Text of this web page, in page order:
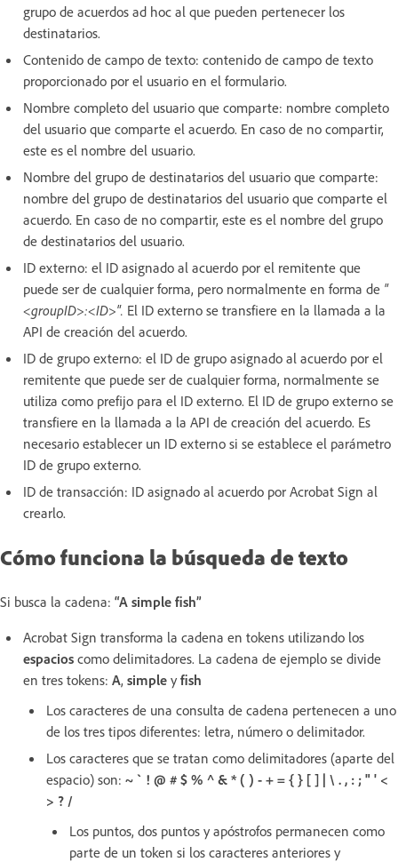
grupo de acuerdos ad hoc al que pueden pertenecer los
destinatarios.
Contenido de campo de texto: contenido de campo de texto
proporcionado por el usuario en el formulario.
Nombre completo del usuario que comparte: nombre completo
del usuario que comparte el acuerdo. En caso de no compartir,
este es el nombre del usuario.
Nombre del grupo de destinatarios del usuario que comparte:
nombre del grupo de destinatarios del usuario que comparte el
acuerdo. En caso de no compartir, este es el nombre del grupo
de destinatarios del usuario.
ID externo: el ID asignado al acuerdo por el remitente que
puede ser de cualquier forma, pero normalmente en forma de "
<groupID>:<ID>". El ID externo se transfiere en la llamada a la
API de creación del acuerdo.
ID de grupo externo: el ID de grupo asignado al acuerdo por el
remitente que puede ser de cualquier forma, normalmente se
utiliza como prefijo para el ID externo. El ID de grupo externo se
transfiere en la llamada a la API de creación del acuerdo. Es
necesario establecer un ID externo si se establece el parámetro
ID de grupo externo.
ID de transacción: ID asignado al acuerdo por Acrobat Sign al
crearlo.
Cómo funciona la búsqueda de texto
Si busca la cadena: “A simple fish”
Acrobat Sign transforma la cadena en tokens utilizando los
espacios como delimitadores. La cadena de ejemplo se divide
en tres tokens: A, simple y fish
Los caracteres de una consulta de cadena pertenecen a uno
de los tres tipos diferentes: letra, número o delimitador.
Los caracteres que se tratan como delimitadores (aparte del
espacio) son: ~ ` ! @ # $ % ^ & * ( ) - + = { } [ ] | \ . , : ; " ' <
> ? /
Los puntos, dos puntos y apóstrofos permanecen como
parte de un token si los caracteres anteriores y